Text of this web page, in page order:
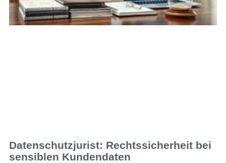
Datenschutzjurist: Rechtssicherheit bei
sensiblen Kundendaten